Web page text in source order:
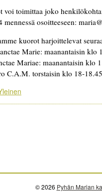
voi toimittaa joko
mennessä osoitteeseen:
kuorot harjoittelevat
Marie: maanantaisin klo
Mariae: maanantaisin klo
C.A.M. torstaisin klo 18-
© 2026 Pyhän Marian